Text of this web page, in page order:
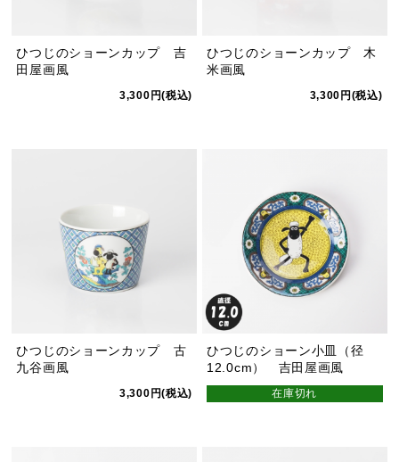
ひつじのショーンカップ 吉
田屋画風
3,300円(税込)
ひつじのショーンカップ 木
米画風
3,300円(税込)
ひつじのショーンカップ 古
九谷画風
3,300円(税込)
ひつじのショーン小皿（径
12.0cm） 吉田屋画風
在庫切れ